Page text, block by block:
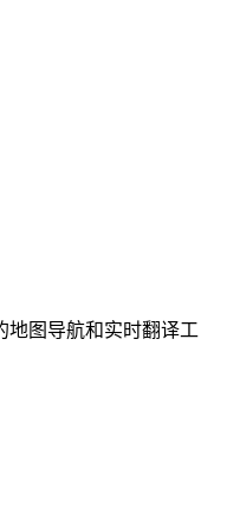
地图导航和实时翻译工